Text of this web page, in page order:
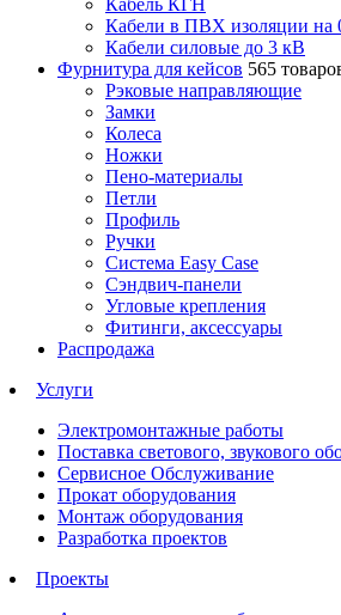
Кабели в ПВХ изоляции на
Кабели силовые до 3 кВ
Фурнитура для кейсов 565
Рэковые направляющие
Замки
Колеса
Ножки
Пено-материалы
Петли
Профиль
Ручки
Система Easy Case
Сэндвич-панели
Угловые крепления
Фитинги, аксессуары
Распродажа
Услуги
Электромонтажные работы
Поставка светового, звукового
Сервисное Обслуживание
Прокат оборудования
Монтаж оборудования
Разработка проектов
Проекты